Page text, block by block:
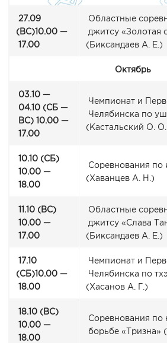
27.09
(ВС)10.00 —
17.00
Областные
джитсу «Золотая
(БиксандаевА. Е.)
Октябрь
03.10 —
04.10 (СБ —
ВС) 10.00 —
17.00
Чемпионат и
Челябинска по
(Кастальский О.
10.10 (СБ)
10.00 —
18.00
Соревнования по
(ХаванцевА. Н.)
11.10 (ВС)
10.00 —
17.00
Областные
джитсу «Слава
(БиксандаевА. Е.)
17.10
(СБ)10.00 —
18.00
Чемпионат и
Челябинска по
(ХасановА. Г.)
18.10 (ВС)
10.00 —
18.00
Соревнования по
борьбе «Тризна»